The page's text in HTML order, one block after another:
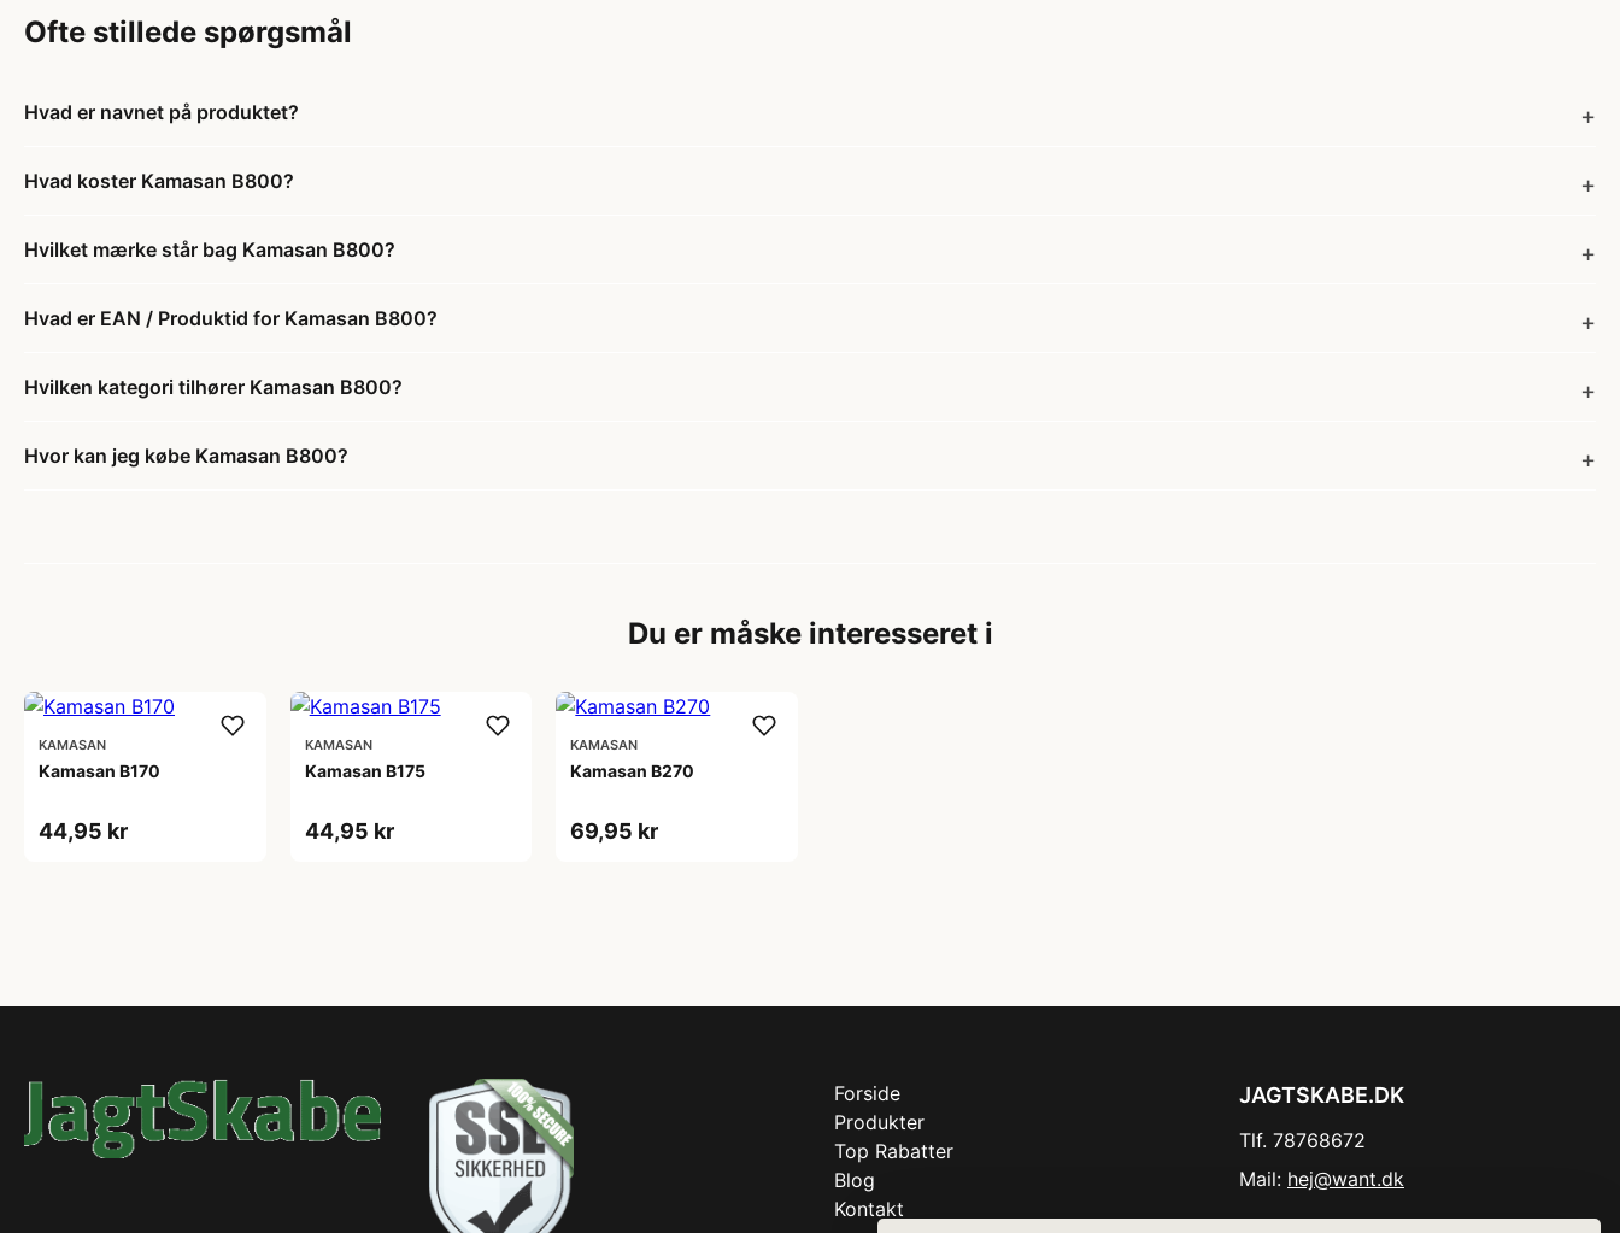
Ofte stillede spørgsmål
Hvad er navnet på produktet?
Hvad koster Kamasan B800?
Hvilket mærke står bag Kamasan B800?
Hvad er EAN / Produktid for Kamasan B800?
Hvilken kategori tilhører Kamasan B800?
Hvor kan jeg købe Kamasan B800?
Du er måske interesseret i
KAMASAN
Kamasan B170
44,95 kr
KAMASAN
Kamasan B175
44,95 kr
KAMASAN
Kamasan B270
69,95 kr
Forside
Produkter
Top Rabatter
Blog
Kontakt
JAGTSKABE.DK
Tlf. 78768672
Mail: hej@want.dk